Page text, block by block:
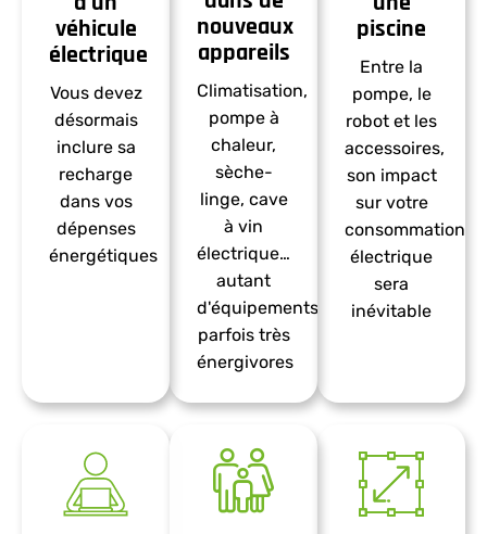
véhicule
électrique
Vous devez
désormais
inclure sa
recharge
dans vos
dépenses
énergétiques​
nouveaux
appareils
Climatisation,
pompe à
chaleur,
sèche-
linge, cave
à vin
électrique…
autant
d'équipements
parfois très
énergivores​
piscine
Entre la
pompe, le
robot et les
accessoires,
son impact
sur votre
consommation
électrique
sera
inévitable​